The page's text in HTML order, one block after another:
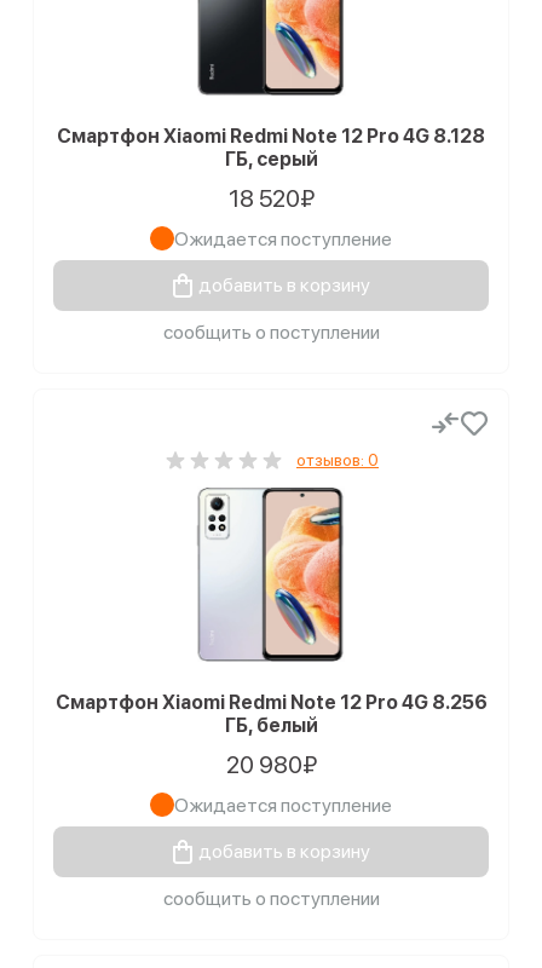
Смартфон Xiaomi Redmi Note 12 Pro 4G 8.128
ГБ, серый
18 520₽
Ожидается поступление
добавить в корзину
сообщить о поступлении
отзывов: 0
Смартфон Xiaomi Redmi Note 12 Pro 4G 8.256
ГБ, белый
20 980₽
Ожидается поступление
добавить в корзину
сообщить о поступлении